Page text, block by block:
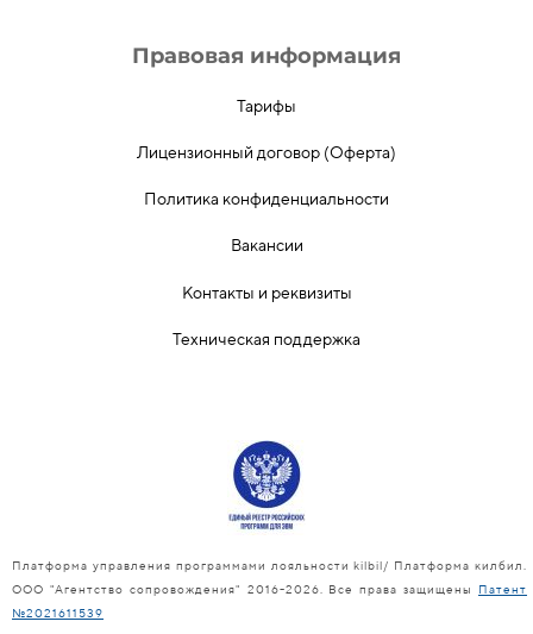
Правовая информация
Тарифы
Лицензионный договор (Оферта)
Политика конфиденциальности
Вакансии
Контакты и реквизиты
Техническая поддержка
Платформа управления программами лояльности kilbil/ Платформа килбил.
ООО "Агентство сопровождения" 2016-2026. Все права защищены Патент
№2021611539